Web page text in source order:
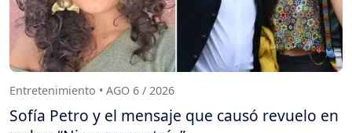
Entretenimiento • AGO 6 / 2026
Sofía Petro y el mensaje que causó revuelo en